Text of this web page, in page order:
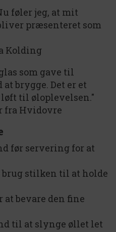
føler jeg, at mit
præsenteret som
Kolding
som gave til
brygge. Det er et
til øloplevelsen."
fra Hvidovre
før servering for at
brug stilken til at holde
bevare den fine
til at slynge øllet let